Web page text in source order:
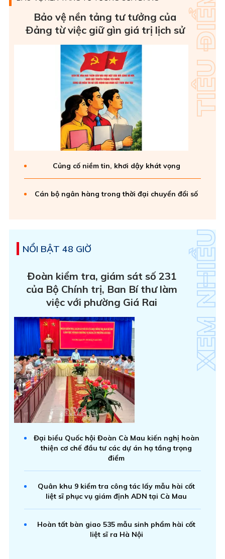
Bảo vệ nền tảng tư tưởng của
Ðảng từ việc giữ gìn giá trị lịch sử
Củng cố niềm tin, khơi dậy khát vọng
Cán bộ ngân hàng trong thời đại chuyển đổi số
NỔI BẬT 48 GIỜ
Đoàn kiểm tra, giám sát số 231
của Bộ Chính trị, Ban Bí thư làm
việc với phường Giá Rai
Đại biểu Quốc hội Đoàn Cà Mau kiến nghị hoàn
thiện cơ chế đầu tư các dự án hạ tầng trọng
điểm
Quân khu 9 kiểm tra công tác lấy mẫu hài cốt
liệt sĩ phục vụ giám định ADN tại Cà Mau
Hoàn tất bàn giao 535 mẫu sinh phẩm hài cốt
liệt sĩ ra Hà Nội